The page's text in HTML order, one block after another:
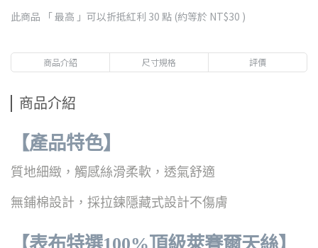
此商品 「 最高 」可以折抵紅利 30 點 (約等於 NT$30 )
商品介紹 尺寸規格 評價
商品介紹
【產品特色】
質地細緻，觸感絲滑柔軟，透氣舒適
無鋪棉設計，採拉鍊隱藏式設計不傷膚